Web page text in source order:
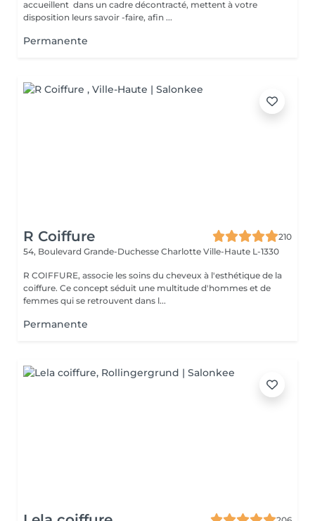
accueillent dans un cadre décontracté, mettent à votre
disposition leurs savoir -faire, afin ...
Permanente
R Coiffure
210
54, Boulevard Grande-Duchesse Charlotte Ville-Haute L-1330
R COIFFURE, associe les soins du cheveux à l'esthétique de la
coiffure. Ce concept séduit une multitude d'hommes et de
femmes qui se retrouvent dans l...
Permanente